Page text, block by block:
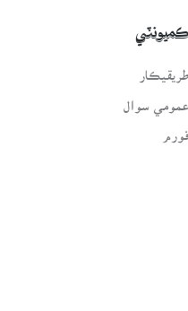
ڪميونٽي
طريقيڪار
عمومي سوال
فورم